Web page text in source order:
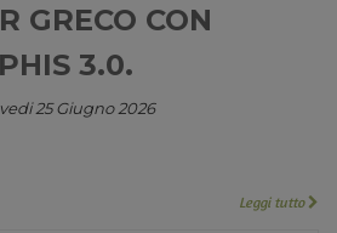
GRECO CON
3.0.
25 Giugno 2026
Leggi tutto